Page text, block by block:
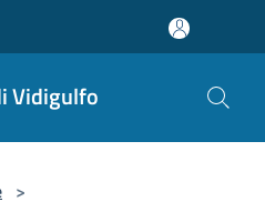
Vidigulfo
>